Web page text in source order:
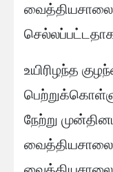
உயிரிழந்த
நேற்று